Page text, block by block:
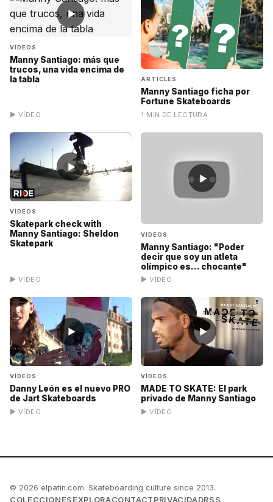
▶
VÍDEOS
Manny Santiago: más que
trucos, una vida encima de
la tabla
▶ VÍDEO
ARTICLES
Manny Santiago ficha por
Fortune Skateboards
1 MIN DE LECTURA
▶
VÍDEOS
Skatepark check with
Manny Santiago: Sheldon
Skatepark
▶ VÍDEO
▶
VÍDEOS
Manny Santiago: "Poder
decir que soy un atleta
olímpico es... chocante"
▶ VÍDEO
▶
VÍDEOS
Danny León es el nuevo PRO
de Jart Skateboards
▶ VÍDEO
▶
VÍDEOS
MADE TO SKATE: El park
privado de Manny Santiago
▶ VÍDEO
© 2026 elpatin.com. Skateboarding culture since 2013.
COLECCIONES EXPLORACONTACT PRIVACIDADRSS